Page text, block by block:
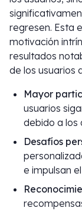
regresen. Esta
motivación
resultados
de los usuarios
Mayor
usuarios
debido a los
Desafíos
e impulsan